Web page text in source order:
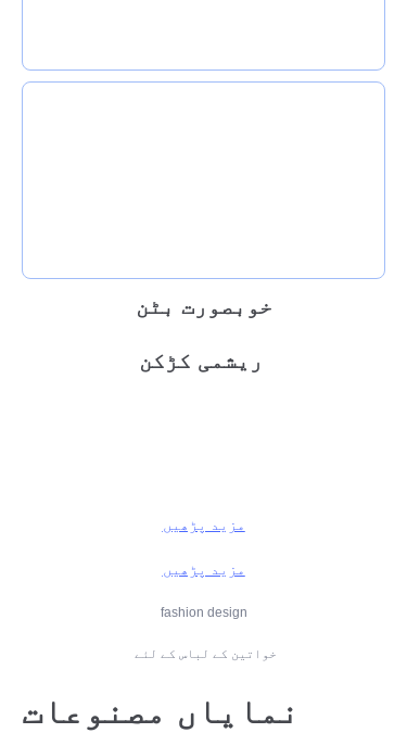
نمایاں مصنوعات
خوبصورت بٹن
fashion design
خواتین کے لباس کے لئے
مزید پڑھیں
مزید پڑھیں